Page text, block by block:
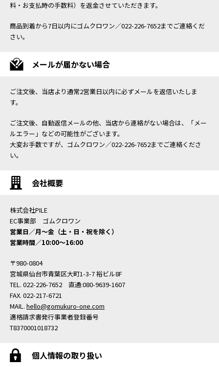
料・お支払時の手数料）を返金させていただきます。
商品到着から7日以内にゴムクロワン／022-226-7652までご連絡くだ
さい。
メールが届かない場合
ご注文後、当店より通常2営業日以内に必ずメールを返信いたしま
す。
ご注文後、自動返信メールの他、当店から連絡がない場合は、「メー
ルエラー」などの可能性がございます。
大変お手数ですが、ゴムクロワン／022-226-7652までご連絡くださ
い。
会社概要
株式会社PILE
EC事業部 ゴムクロワン
営業日／月〜金（土・日・祝を除く）
営業時間／10:00〜16:00
〒980-0804
宮城県仙台市青葉区大町1-3-7 裕ビル8F
TEL. 022-226-7652 直通:080-9639-1607
FAX. 022-217-6721
MAIL. hello@gomukuro-one.com
適格請求書発行事業者登録番号
T8370001018732
個人情報の取り扱い